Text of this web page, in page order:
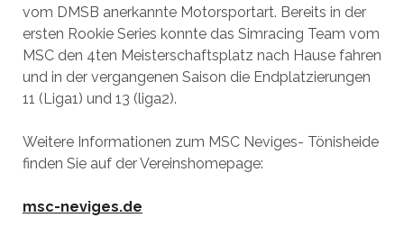
vom DMSB anerkannte Motorsportart. Bereits in der
ersten Rookie Series konnte das Simracing Team vom
MSC den 4ten Meisterschaftsplatz nach Hause fahren
und in der vergangenen Saison die Endplatzierungen
11 (Liga1) und 13 (liga2).
Weitere Informationen zum MSC Neviges- Tönisheide
finden Sie auf der Vereinshomepage:
msc-neviges.de